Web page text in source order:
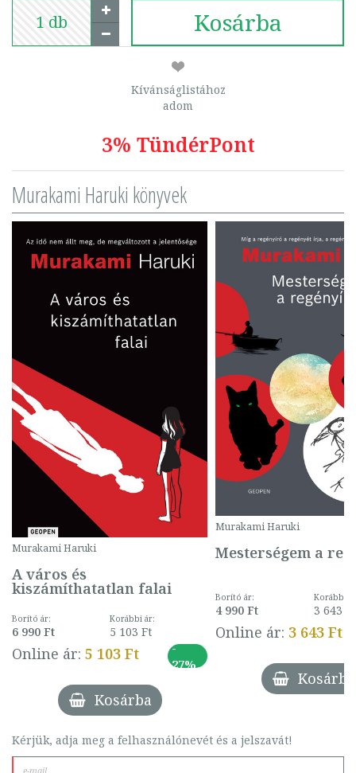
Kosárba
Kívánságlistához
adom
3% TündérPont
Murakami Haruki könyvek
Murakami Haruki
A város és
kiszámíthatatlan falai
Borító ár:
6 990 Ft
Korábbi ár:
5 103 Ft
Online ár: 5 103 Ft
-
27%
Kosárba
Murakami Haruki
Mesterségem a
Borító ár:
4 990 Ft
Korábbi
3 643 Ft
Online ár: 3 643 Ft
Kosárba
Kérjük, adja meg a felhasználónevét és a jelszavát!